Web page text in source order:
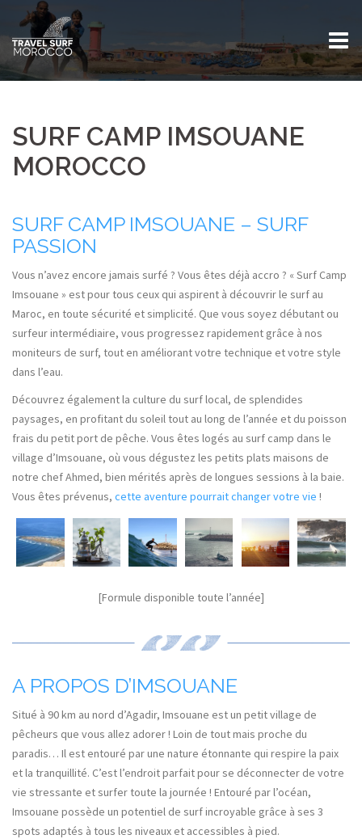
content
SURF CAMP IMSOUANE
MOROCCO
SURF CAMP IMSOUANE – SURF
PASSION
Vous n’avez encore jamais surfé ? Vous êtes déjà accro ? « Surf Camp
Imsouane » est pour tous ceux qui aspirent à découvrir le surf au
Maroc, en toute sécurité et simplicité. Que vous soyez débutant ou
surfeur intermédiaire, vous progressez rapidement grâce à nos
moniteurs de surf, tout en améliorant votre technique et votre style
dans l’eau.
Découvrez également la culture du surf local, de splendides
paysages, en profitant du soleil tout au long de l’année et du poisson
frais du petit port de pêche. Vous êtes logés au surf camp dans le
village d’Imsouane, où vous dégustez les petits plats maisons de
notre chef Ahmed, bien mérités après de longues sessions à la baie.
Vous êtes prévenus, cette aventure pourrait changer votre vie !
[Formule disponible toute l’année]
A PROPOS D’IMSOUANE
Situé à 90 km au nord d’Agadir, Imsouane est un petit village de
pêcheurs que vous allez adorer ! Loin de tout mais proche du
paradis… Il est entouré par une nature étonnante qui respire la paix
et la tranquillité. C’est l’endroit parfait pour se déconnecter de votre
vie stressante et surfer toute la journée ! Entouré par l’océan,
Imsouane possède un potentiel de surf incroyable grâce à ses 3
spots adaptés à tous les niveaux et accessibles à pied.